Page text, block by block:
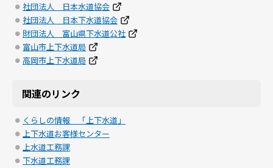
社団法人 日本水道協会
社団法人 日本下水道協会
財団法人 富山県下水道公社
富山市上下水道局
高岡市上下水道局
関連のリンク
くらしの情報 「上下水道」
上下水道お客様センター
上水道工務課
下水道工務課